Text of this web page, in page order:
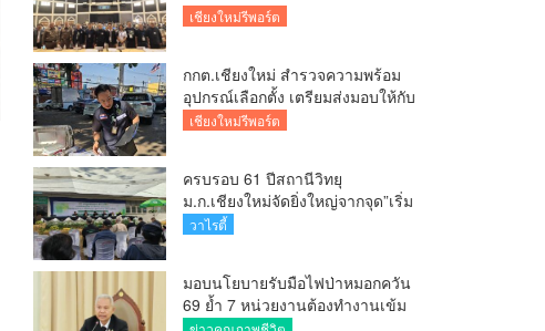
กกต.เชียงใหม่ ร่วมกับ นายอำเภอ
เชียงใหม่รีพอร์ต
กกต.เชียงใหม่ สำรวจความพร้อม
อุปกรณ์เลือกตั้ง เตรียมส่งมอบให้กับ
ทุกหน่วยเลือกตั้งในวันพรุ่งนี้
เชียงใหม่รีพอร์ต
ครบรอบ 61 ปีสถานีวิทยุ
ม.ก.เชียงใหม่จัดยิ่งใหญ่จากจุด”เริ่ม
ต้นจากเสาไม้ไผ่ จนถึงวันที่มี
วาไรตี้
มอบนโยบายรับมือไฟป่าหมอกควัน
69 ย้ำ 7 หน่วยงานต้องทำงานเข้ม
ข้น ชี้ “ผู้ว่า” คีย์แมนสำคัญทำ